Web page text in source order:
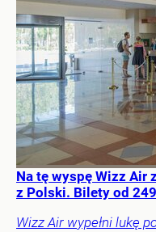
Na tę wyspę Wizz Air
z Polski. Bilety od 249
Wizz Air wypełni lukę